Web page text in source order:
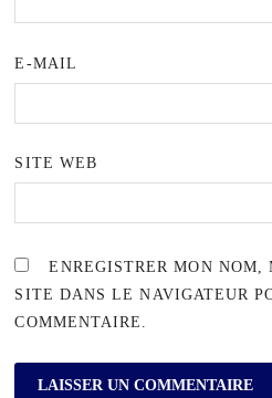
E-MAIL
SITE WEB
ENREGISTRER MON
SITE DANS LE NAVIGATEUR
COMMENTAIRE.